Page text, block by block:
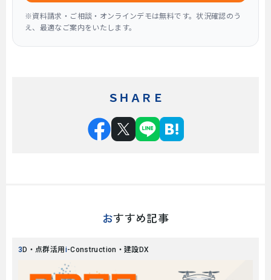
※資料請求・ご相談・オンラインデモは無料です。状況確認のう
え、最適なご案内をいたします。
ＳＨＡＲＥ
おすすめ記事
3D・点群活用 i-Construction・建設DX